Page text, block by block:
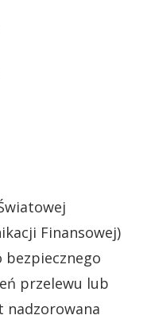
Finansowej)
bezpiecznego
przelewu lub
nadzorowana